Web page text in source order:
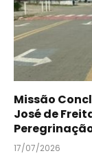
Missão
José de
17/07/2026